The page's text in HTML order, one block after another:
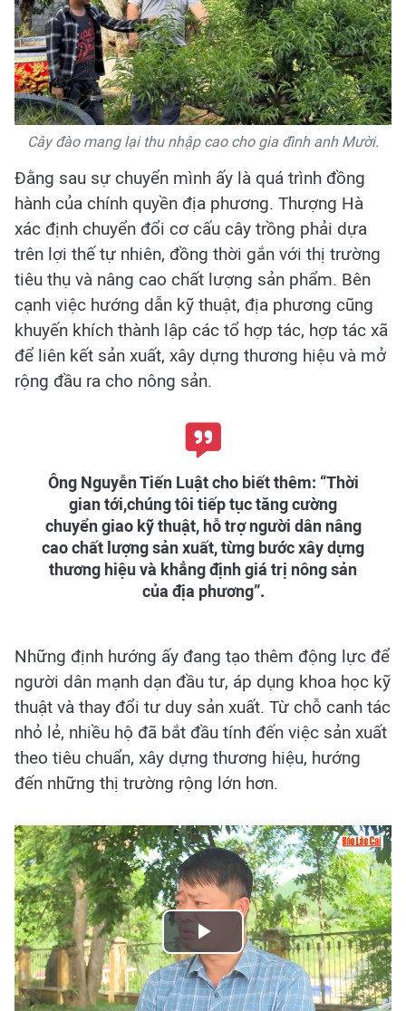
Cây đào mang lại thu nhập cao cho gia đình anh Mười.
Đằng sau sự chuyển mình ấy là quá trình đồng
hành của chính quyền địa phương. Thượng Hà
xác định chuyển đổi cơ cấu cây trồng phải dựa
trên lợi thế tự nhiên, đồng thời gắn với thị trường
tiêu thụ và nâng cao chất lượng sản phẩm. Bên
cạnh việc hướng dẫn kỹ thuật, địa phương cũng
khuyến khích thành lập các tổ hợp tác, hợp tác xã
để liên kết sản xuất, xây dựng thương hiệu và mở
rộng đầu ra cho nông sản.
Ông Nguyễn Tiến Luật cho biết thêm: “Thời
gian tới,chúng tôi tiếp tục tăng cường
chuyển giao kỹ thuật, hỗ trợ người dân nâng
cao chất lượng sản xuất, từng bước xây dựng
thương hiệu và khẳng định giá trị nông sản
của địa phương”.
Những định hướng ấy đang tạo thêm động lực để
người dân mạnh dạn đầu tư, áp dụng khoa học kỹ
thuật và thay đổi tư duy sản xuất. Từ chỗ canh tác
nhỏ lẻ, nhiều hộ đã bắt đầu tính đến việc sản xuất
theo tiêu chuẩn, xây dựng thương hiệu, hướng
đến những thị trường rộng lớn hơn.
Play
Video